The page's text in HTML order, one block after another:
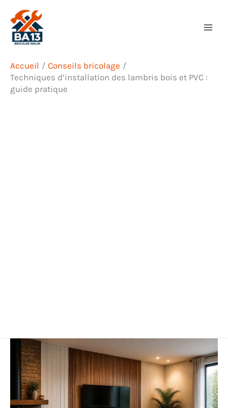
contenu
Accueil
Conseils bricolage
Techniques d’installation des lambris bois et PVC :
guide pratique
Rechercher